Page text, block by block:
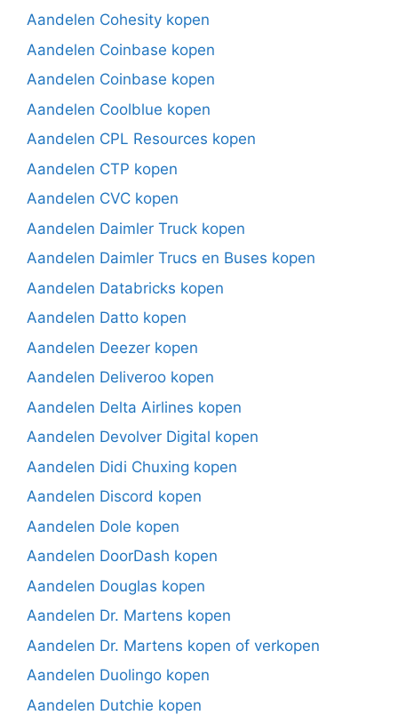
Aandelen Cohesity kopen
Aandelen Coinbase kopen
Aandelen Coinbase kopen
Aandelen Coolblue kopen
Aandelen CPL Resources kopen
Aandelen CTP kopen
Aandelen CVC kopen
Aandelen Daimler Truck kopen
Aandelen Daimler Trucs en Buses kopen
Aandelen Databricks kopen
Aandelen Datto kopen
Aandelen Deezer kopen
Aandelen Deliveroo kopen
Aandelen Delta Airlines kopen
Aandelen Devolver Digital kopen
Aandelen Didi Chuxing kopen
Aandelen Discord kopen
Aandelen Dole kopen
Aandelen DoorDash kopen
Aandelen Douglas kopen
Aandelen Dr. Martens kopen
Aandelen Dr. Martens kopen of verkopen
Aandelen Duolingo kopen
Aandelen Dutchie kopen